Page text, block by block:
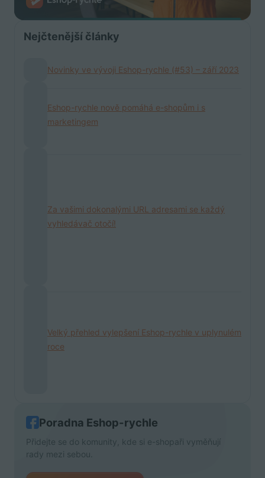
Nejčtenější články
Novinky ve vývoji Eshop-rychle (#53) – září 2023
Eshop-rychle nově pomáhá e-shopům i s
marketingem
Za vašimi dokonalými URL adresami se každý
vyhledávač otočí!
Velký přehled vylepšení Eshop-rychle v uplynulém
roce
Poradna Eshop-rychle
Přidejte se do komunity, kde si e-shopaři vyměňují
rady mezi sebou.